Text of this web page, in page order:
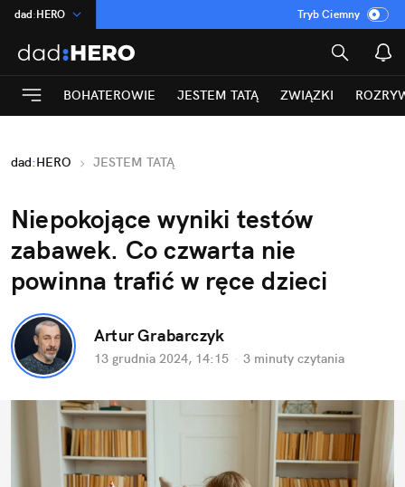
dad:HERO
:Temat
INN:Poland
ASZ:dziennik
Rozrywka
Tryb Ciemny
BOHATEROWIE JESTEM TATĄ ZWIĄZKI
dad:HERO JESTEM TATĄ
Niepokojące wyniki testów
zabawek. Co czwarta nie
powinna trafić w ręce dzieci
Artur Grabarczyk
13 grudnia 2024, 14:15 · 3 minuty czytania